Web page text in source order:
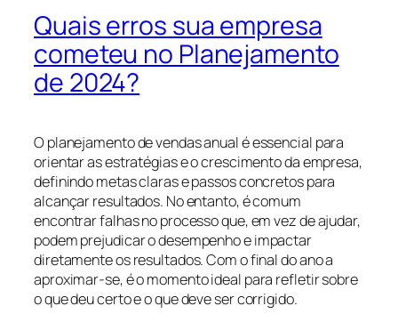
Quais erros sua empresa
cometeu no Planejamento
de 2024?
O planejamento de vendas anual é essencial para
orientar as estratégias e o crescimento da empresa,
definindo metas claras e passos concretos para
alcançar resultados. No entanto, é comum
encontrar falhas no processo que, em vez de ajudar,
podem prejudicar o desempenho e impactar
diretamente os resultados. Com o final do ano a
aproximar-se, é o momento ideal para refletir sobre
o que deu certo e o que deve ser corrigido.